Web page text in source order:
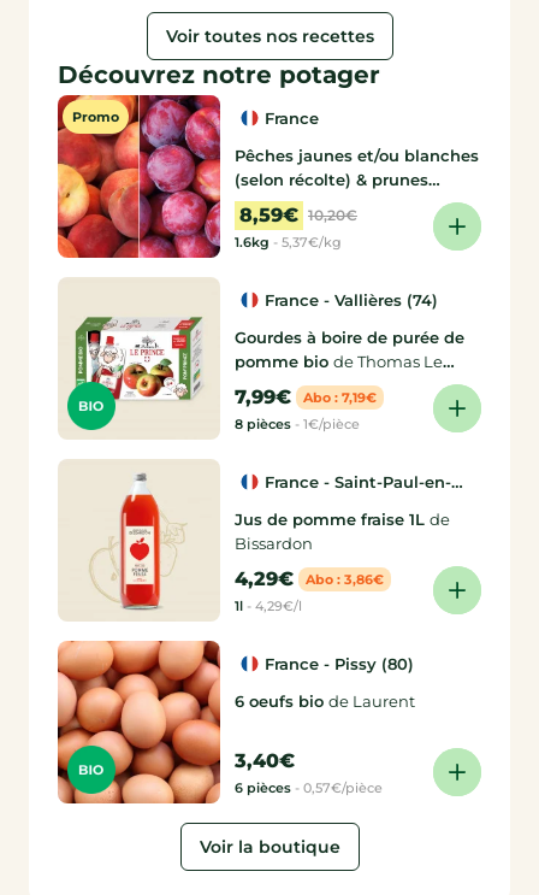
Voir toutes nos recettes
Découvrez notre potager
Promo
France
Pêches jaunes et/ou blanches
(selon récolte) & prunes
Fortune
8,59€ 10,20€
1.6kg - 5,37€/kg
France - Vallières (74)
Gourdes à boire de purée de
pomme bio de Thomas Le
Prince
7,99€
Abo : 7,19€
8 pièces - 1€/pièce
France - Saint-Paul-en-
Jus de pomme fraise 1L de
Bissardon
4,29€
Abo : 3,86€
1l - 4,29€/l
France - Pissy (80)
6 oeufs bio de Laurent
3,40€
6 pièces - 0,57€/pièce
Voir la boutique